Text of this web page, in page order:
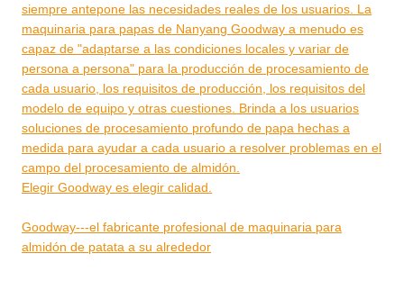
siempre antepone las necesidades reales de los usuarios. La
maquinaria para papas de Nanyang Goodway a menudo es
capaz de "adaptarse a las condiciones locales y variar de
persona a persona" para la producción de procesamiento de
cada usuario, los requisitos de producción, los requisitos del
modelo de equipo y otras cuestiones. Brinda a los usuarios
soluciones de procesamiento profundo de papa hechas a
medida para ayudar a cada usuario a resolver problemas en el
campo del procesamiento de almidón.
Elegir Goodway es elegir calidad.
Goodway---el fabricante profesional de maquinaria para
almidón de patata a su alrededor